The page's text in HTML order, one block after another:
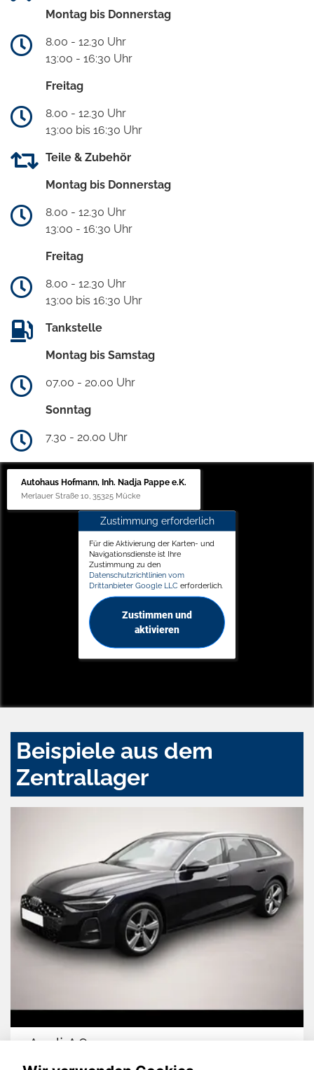
Montag bis Donnerstag
8.00 - 12.30 Uhr
13:00 - 16:30 Uhr
Freitag
8.00 - 12.30 Uhr
13:00 bis 16:30 Uhr
Teile & Zubehör
Montag bis Donnerstag
8.00 - 12.30 Uhr
13:00 - 16:30 Uhr
Freitag
8.00 - 12.30 Uhr
13:00 bis 16:30 Uhr
Tankstelle
Montag bis Samstag
07.00 - 20.00 Uhr
Sonntag
7.30 - 20.00 Uhr
Autohaus Hofmann, Inh. Nadja Pappe e.K.
Merlauer Straße 10, 35325 Mücke
Zustimmung erforderlich
Für die Aktivierung der Karten- und
Navigationsdienste ist Ihre
Zustimmung zu den
Datenschutzrichtlinien vom
Drittanbieter Google LLC erforderlich.
Zustimmen und
aktivieren
Beispiele aus dem
Zentrallager
Audi A6